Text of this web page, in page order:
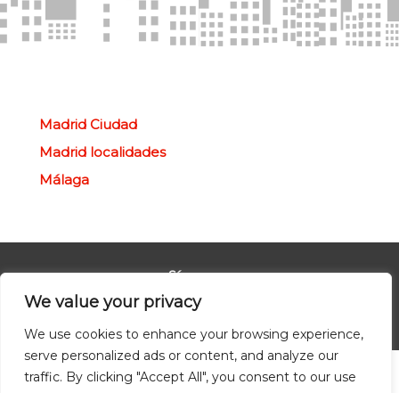
We value your privacy
We use cookies to enhance your browsing experience,
serve personalized ads or content, and analyze our
traffic. By clicking "Accept All", you consent to our use
Madrid Ciudad
Madrid localidades
Málaga
Síguenos
© Redpiso 2024. Todos los derechos reservados.